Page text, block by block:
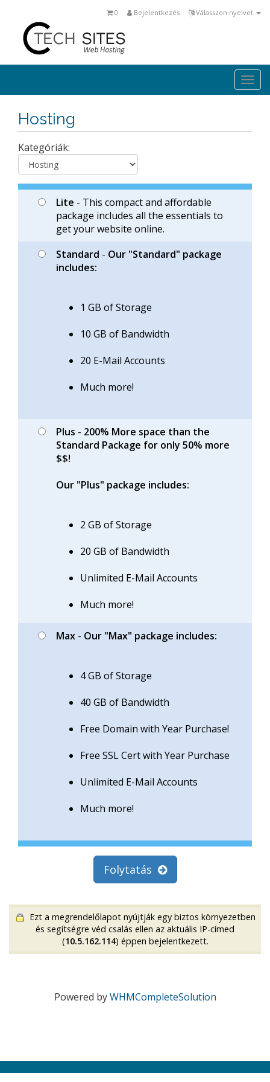
Válasszon nyelvet
Bejelentkezés
0
Hosting
Kategóriák:
Lite - This compact and affordable
package includes all the essentials to
get your website online.
Standard - Our "Standard" package
includes:
1 GB of Storage
10 GB of Bandwidth
20 E-Mail Accounts
Much more!
Plus - 200% More space than the
Standard Package for only 50% more
$$!
Our "Plus" package includes:
2 GB of Storage
20 GB of Bandwidth
Unlimited E-Mail Accounts
Much more!
Max - Our "Max" package includes:
4 GB of Storage
40 GB of Bandwidth
Free Domain with Year Purchase!
Free SSL Cert with Year Purchase
Unlimited E-Mail Accounts
Much more!
Folytatás
Ezt a megrendelőlapot nyújtják egy biztos környezetben
és segítségre véd csalás ellen az aktuális IP-címed
(10.5.162.114) éppen bejelentkezett.
Powered byWHMCompleteSolution